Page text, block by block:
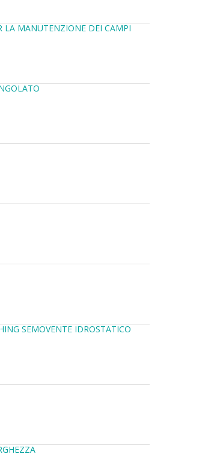
LA MANUTENZIONE DEI CAMPI
SEMOVENTE IDROSTATICO